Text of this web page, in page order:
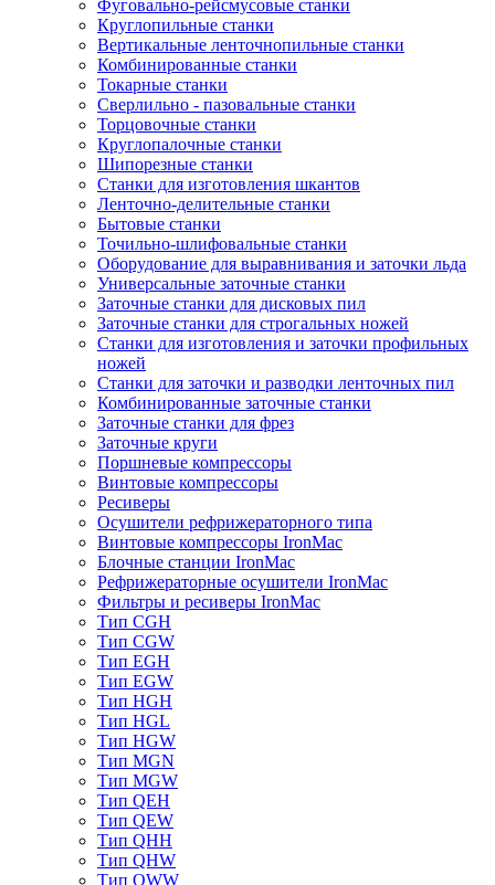
Фуговально-рейсмусовые станки
Круглопильные станки
Вертикальные ленточнопильные станки
Комбинированные станки
Токарные станки
Сверлильно - пазовальные станки
Торцовочные станки
Круглопалочные станки
Шипорезные станки
Станки для изготовления шкантов
Ленточно-делительные станки
Бытовые станки
Точильно-шлифовальные станки
Оборудование для выравнивания и заточки льда
Универсальные заточные станки
Заточные станки для дисковых пил
Заточные станки для строгальных ножей
Станки для изготовления и заточки профильных
ножей
Станки для заточки и разводки ленточных пил
Комбинированные заточные станки
Заточные станки для фрез
Заточные круги
Поршневые компрессоры
Винтовые компрессоры
Ресиверы
Осушители рефрижераторного типа
Винтовые компрессоры IronMac
Блочные станции IronMac
Рефрижераторные осушители IronMac
Фильтры и ресиверы IronMac
Тип CGH
Тип CGW
Тип EGH
Тип EGW
Тип HGH
Тип HGL
Тип HGW
Тип MGN
Тип MGW
Тип QEH
Тип QEW
Тип QHH
Тип QHW
Тип QWW